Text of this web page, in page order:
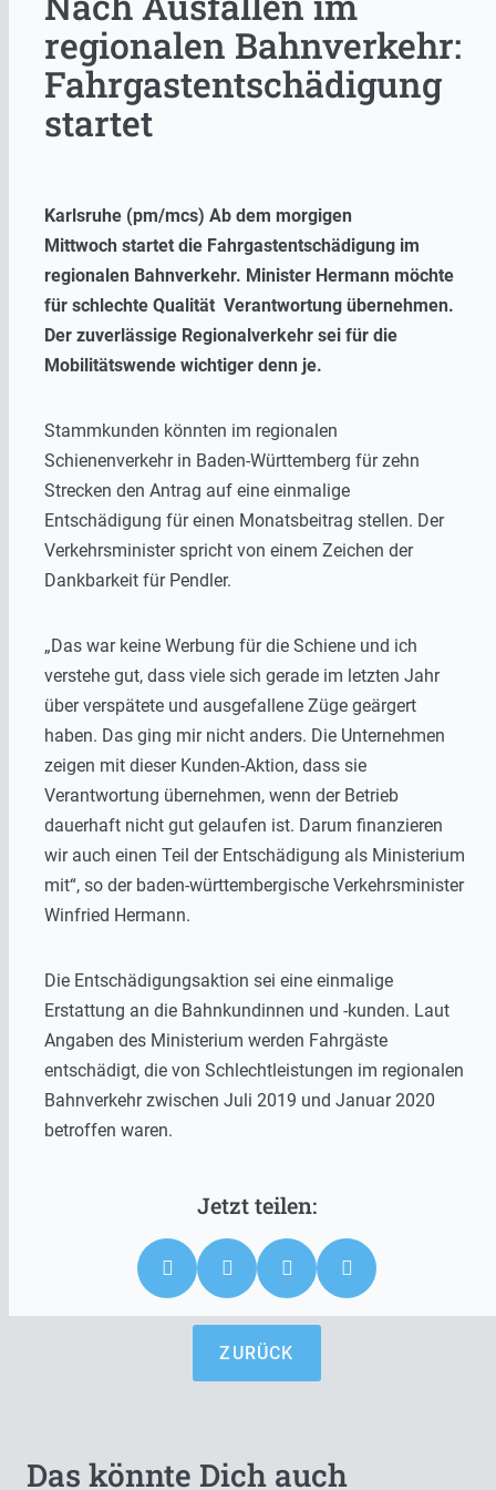
regionalen Bahnverkehr:
Fahrgastentschädigung
startet
Karlsruhe (pm/mcs) Ab dem morgigen
Mittwoch startet die Fahrgastentschädigung im
regionalen Bahnverkehr. Minister Hermann möchte
für schlechte Qualität Verantwortung übernehmen.
Der zuverlässige Regionalverkehr sei für die
Mobilitätswende wichtiger denn je.
Stammkunden könnten im regionalen
Schienenverkehr in Baden-Württemberg für zehn
Strecken den Antrag auf eine einmalige
Entschädigung für einen Monatsbeitrag stellen. Der
Verkehrsminister spricht von einem Zeichen der
Dankbarkeit für Pendler.
„Das war keine Werbung für die Schiene und ich
verstehe gut, dass viele sich gerade im letzten Jahr
über verspätete und ausgefallene Züge geärgert
haben. Das ging mir nicht anders. Die Unternehmen
zeigen mit dieser Kunden-Aktion, dass sie
Verantwortung übernehmen, wenn der Betrieb
dauerhaft nicht gut gelaufen ist. Darum finanzieren
wir auch einen Teil der Entschädigung als Ministerium
mit“, so der baden-württembergische Verkehrsminister
Winfried Hermann.
Die Entschädigungsaktion sei eine einmalige
Erstattung an die Bahnkundinnen und -kunden. Laut
Angaben des Ministerium werden Fahrgäste
entschädigt, die von Schlechtleistungen im regionalen
Bahnverkehr zwischen Juli 2019 und Januar 2020
betroffen waren.
ZURÜCK
Das könnte Dich auch